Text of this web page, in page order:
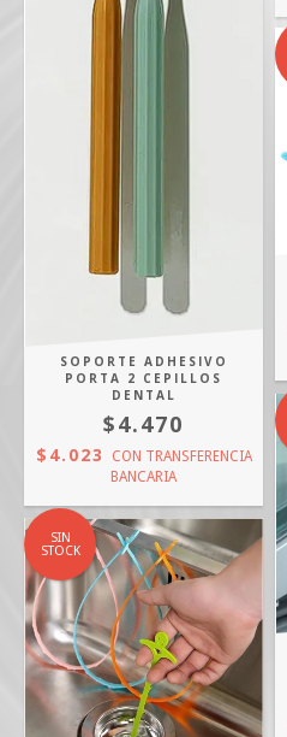
SOPORTE ADHESIVO
PORTA 2 CEPILLOS
DENTAL
$4.470
$4.023 CON TRANSFERENCIA
BANCARIA
SIN
STOCK